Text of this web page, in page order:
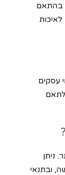
בהתאם
לאיכות
הסטנדרטי הוא בין 2–5 ימי עסקים
לתאם
ניתן
הרכישה, ובתנאי